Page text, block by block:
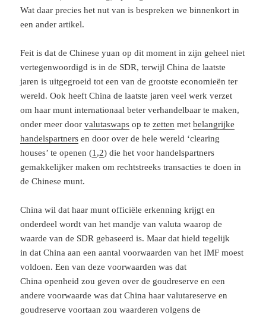
Wat daar precies het nut van is bespreken we binnenkort in
een ander artikel.
Feit is dat de Chinese yuan op dit moment in zijn geheel niet
vertegenwoordigd is in de SDR, terwijl China de laatste
jaren is uitgegroeid tot een van de grootste economieën ter
wereld. Ook heeft China de laatste jaren veel werk verzet
om haar munt internationaal beter verhandelbaar te maken,
onder meer doorvalutaswaps op tezetten metbelangrijke
handelspartners en door over de hele wereld ‘clearing
houses’ te openen (1 ,2) die het voor handelspartners
gemakkelijker maken om rechtstreeks transacties te doen in
de Chinese munt.
China wil dat haar munt officiële erkenning krijgt en
onderdeel wordt van het mandje van valuta waarop de
waarde van de SDR gebaseerd is. Maar dat hield tegelijk
in dat China aan een aantal voorwaarden van het IMF moest
voldoen. Een van deze voorwaarden was dat
China openheid zou geven over de goudreserve en een
andere voorwaarde was dat China haar valutareserve en
goudreserve voortaan zou waarderen volgens de